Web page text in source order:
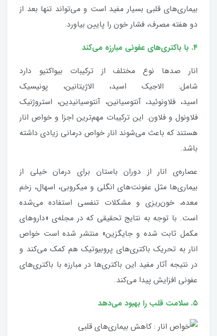
بیماری‌های قلبی بسیار مفید است و می‌تواند تنها بعد از
دو هفته مصرف، فشار خون را پایین بیاورد.
۴. با باکتری‌های عفونی مبارزه می‌کند
انار صدها نوع مختلف از ترکیبات بیواکتیو دارد
شامل: الاجیک اسید، الاژیتانین، پونیسیک
اسید، فلاونوئید، آنتوسیانین، آنتوسیانیدین، استروژنیک
فلاونول و فلاون. این ترکیبات مهم‌ترین اجزا و خواص انار
هستند که باعث می‌شوند انار خواص درمانی زیادی داشته
باشد.
عصاره‌ی انار از دوران باستان برای درمان خیلی از
بیماری‌ها مثل عفونت‌های انگلی و میکروبی، اسهال، زخم
معده، خون‌ریزی و مشکلات تنفسی استفاده می‌شده
است. با توجه به نتایج تحقیقی که در مجله‌ی «داروهای
مکمل ثابت شده و جایگزین» منتشر شده است خواص
انار به تحریک باکتری‌های پروبیوتیک هم کمک می‌کند و
در نتیجه آثار مفید این باکتری‌ها در مبارزه با باکتری‌های
عفونی افزایش پیدا می‌کند.
۵. سلامت قلب را بهبود می‌دهد